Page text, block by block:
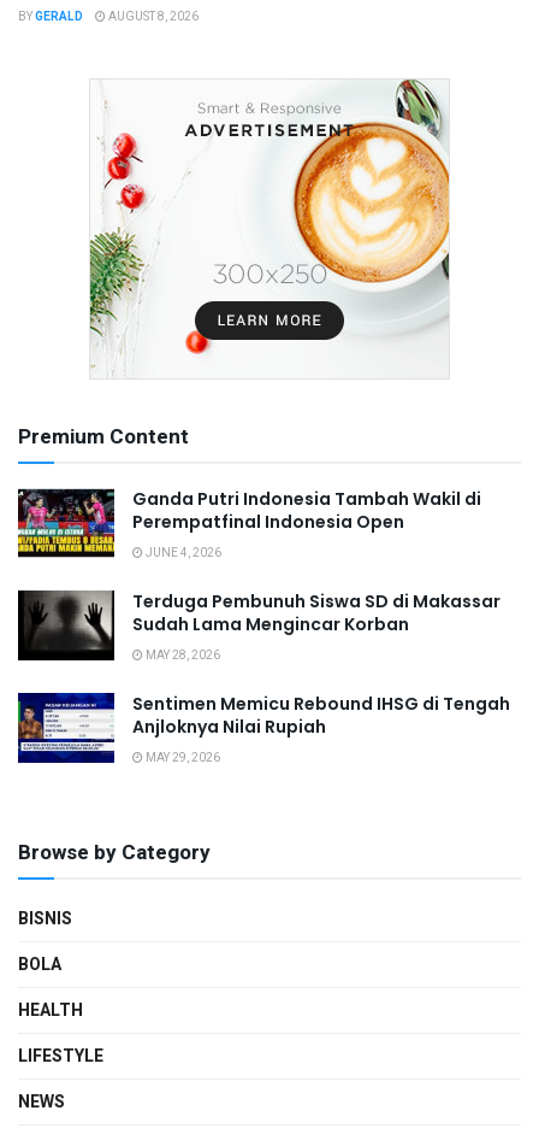
BYGERALD AUGUST 8, 2026
Premium Content
Ganda Putri Indonesia Tambah Wakil di
Perempatfinal Indonesia Open
JUNE 4, 2026
Terduga Pembunuh Siswa SD di Makassar
Sudah Lama Mengincar Korban
MAY 28, 2026
Sentimen Memicu Rebound IHSG di Tengah
Anjloknya Nilai Rupiah
MAY 29, 2026
Browse by Category
BISNIS
BOLA
HEALTH
LIFESTYLE
NEWS